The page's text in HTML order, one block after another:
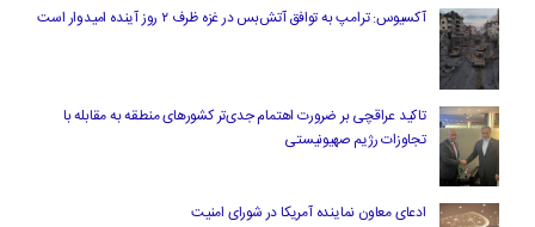
آکسیوس: ترامپ به توافق آتش‌بس در غزه ظرف ۲ روز آینده امیدوار است
تاکید عراقچی بر ضرورت اهتمام جدی‌تر کشورهای منطقه به مقابله با
تجاوزات رژیم صهیونیستی
ادعای معاون نماینده آمریکا در شورای امنیت